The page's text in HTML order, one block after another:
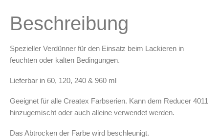
Arbeitsplatz & Zubehör
Leerbehälter & Mischzubehör
Spezialliteratur & Anleitungen
X
Beschreibung
Spezieller Verdünner für den Einsatz beim Lackieren in
feuchten oder kalten Bedingungen.
Lieferbar in 60, 120, 240 & 960 ml
Geeignet für alle Createx Farbserien. Kann dem Reducer 4011
hinzugemischt oder auch alleine verwendet werden.
Das Abtrocken der Farbe wird beschleunigt.